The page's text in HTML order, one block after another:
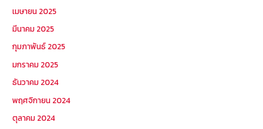
เมษายน 2025
มีนาคม 2025
กุมภาพันธ์ 2025
มกราคม 2025
ธันวาคม 2024
พฤศจิกายน 2024
ตุลาคม 2024